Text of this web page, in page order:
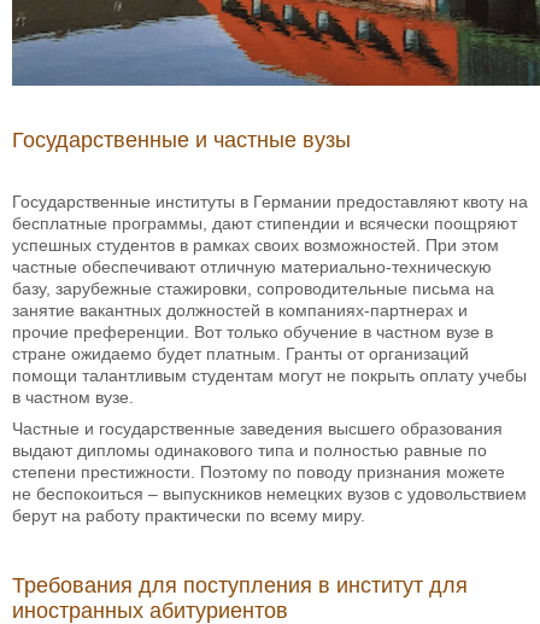
Государственные и частные вузы
Государственные институты в Германии предоставляют квоту на
бесплатные программы, дают стипендии и всячески поощряют
успешных студентов в рамках своих возможностей. При этом
частные обеспечивают отличную материально-техническую
базу, зарубежные стажировки, сопроводительные письма на
занятие вакантных должностей в компаниях-партнерах и
прочие преференции. Вот только обучение в частном вузе в
стране ожидаемо будет платным. Гранты от организаций
помощи талантливым студентам могут не покрыть оплату учебы
в частном вузе.
Частные и государственные заведения высшего образования
выдают дипломы одинакового типа и полностью равные по
степени престижности. Поэтому по поводу признания можете
не беспокоиться – выпускников немецких вузов с удовольствием
берут на работу практически по всему миру.
Требования для поступления в институт для
иностранных абитуриентов